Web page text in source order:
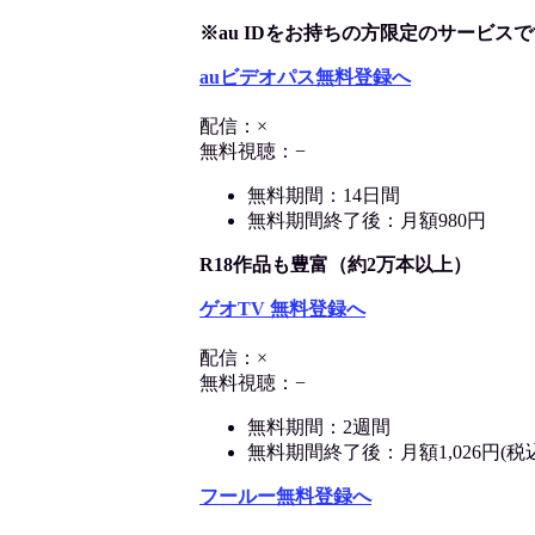
※au IDをお持ちの方限定のサービス
auビデオパス無料登録へ
配信：×
無料視聴：−
無料期間：14日間
無料期間終了後：月額980円
R18作品も豊富（約2万本以上）
ゲオTV 無料登録へ
配信：×
無料視聴：−
無料期間：2週間
無料期間終了後：月額1,026円(税
フールー無料登録へ